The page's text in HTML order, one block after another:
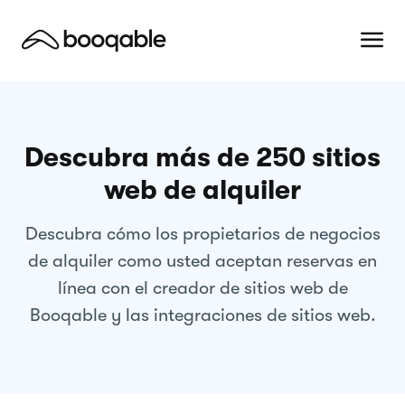
Descubra más de 250 sitios
web de alquiler
Descubra cómo los propietarios de negocios
de alquiler como usted aceptan reservas en
línea con el creador de sitios web de
Booqable y las integraciones de sitios web.